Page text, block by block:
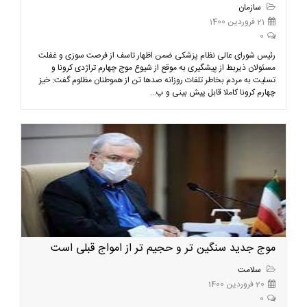
سازمان
21 فروردین 1400
0
رئیس شورای عالی نظام پزشکی ضمن اظهار تاسف از فرصت سوزی و غفلت
مسئولان ذیربط از پیشگیری به موقع از شیوع موج چهارم تراژدی کرونا و
تسلیت به مردم بخاطر تلفات روزانه صدها تن از هموطنان مظلوم گفت: خیز
چهارم کرونا کاملا قابل پیش بینی و پ...
موج جدید سنگین تر و حجیم تر از امواج قبلی است
سلامت
20 فروردین 1400
0